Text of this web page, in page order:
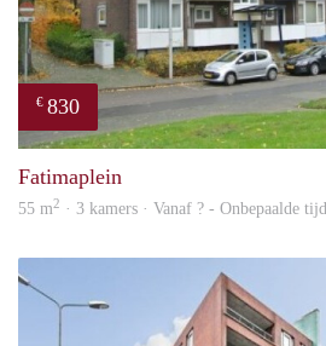
€ 830
Fatimaplein
55 m2 · 3 kamers · Vanaf ? - Onbepaalde tijd